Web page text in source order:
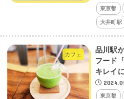
東京都
大井町駅
カフェ
品川駅
フード
キレイに
東京都